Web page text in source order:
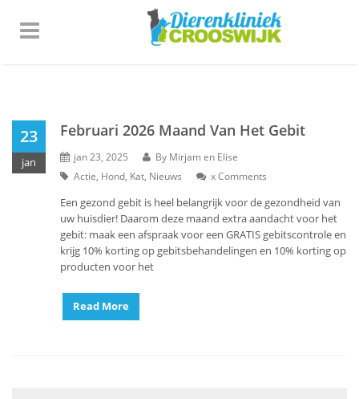
23
jan
Februari 2026 Maand Van Het Gebit
jan 23, 2025 By Mirjam en Elise
Actie, Hond, Kat, Nieuws xComments
Een gezond gebit is heel belangrijk voor de gezondheid van
uw huisdier! Daarom deze maand extra aandacht voor het
gebit: maak een afspraak voor een GRATIS gebitscontrole en
krijg 10% korting op gebitsbehandelingen en 10% korting op
producten voor het
Read More